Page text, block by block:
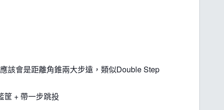
該會是距離角錐兩大步遠，類似Double Step
筐 + 帶一步跳投